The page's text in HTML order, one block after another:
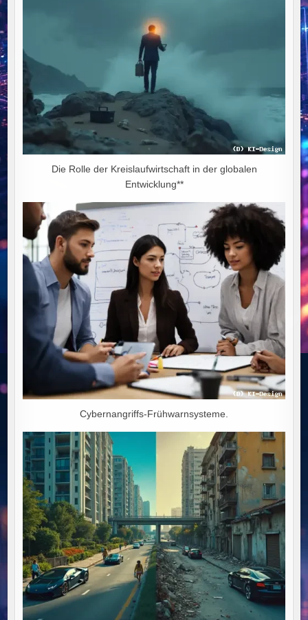
Die Rolle der Kreislaufwirtschaft in der globalen
Entwicklung**
Cybernangriffs-Frühwarnsysteme.